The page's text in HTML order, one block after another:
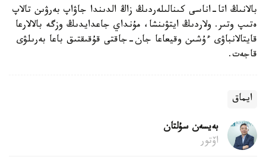
بالانىڭ اتا-اناسى كىنالىلەردىڭ زاڭ الدىندا جاۋاپ بەرۋىن تالاپ
ەتىپ وتىر. ولاردىڭ ايتۋىنشا، مۇنداي جاعدايدىڭ وزگە بالالارعا
قايتالانباۋى ءۇشىن وقيعاعا جان-جاقتى قۇقىقتىق باعا بەرىلۋى
قاجەت.
ايماق
بەيسەن سۇلتان
اۆتور